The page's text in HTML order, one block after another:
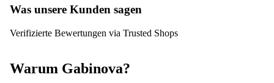
Verifizierte Bewertungen via Trusted Shops